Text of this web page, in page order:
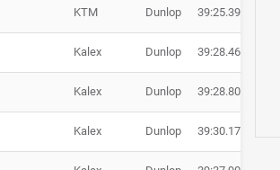
KTM Dunlop 39:25.391
Kalex Dunlop 39:28.465
Kalex Dunlop 39:28.807
Kalex Dunlop 39:30.170